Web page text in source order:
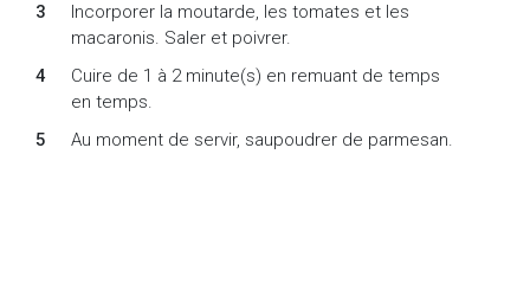
Incorporer la moutarde, les tomates et les
macaronis. Saler et poivrer.
Cuire de 1 à 2 minute(s) en remuant de temps
en temps.
Au moment de servir, saupoudrer de parmesan.